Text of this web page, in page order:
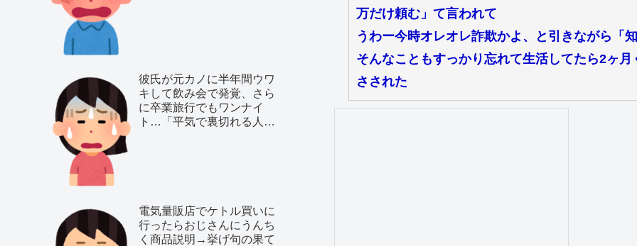
万だけ頼む」て言われて
うわー今時オレオレ詐欺かよ、と引きながら「
そんなこともすっかり忘れて生活してたら2ヶ
さされた
彼氏が元カノに半年間ウワ
キして飲み会で発覚、さら
に卒業旅行でもワンナイ
ト…「平気で裏切れる人種
電気量販店でケトル買いに
行ったらおじさんにうんち
く商品説明→挙げ句の果て